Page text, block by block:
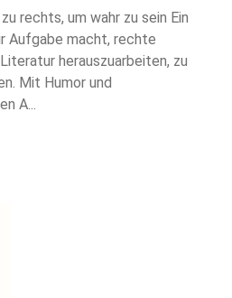
rechts, um wahr zu sein Ein
Aufgabe macht, rechte
herauszuarbeiten, zu
Mit Humor und
A...